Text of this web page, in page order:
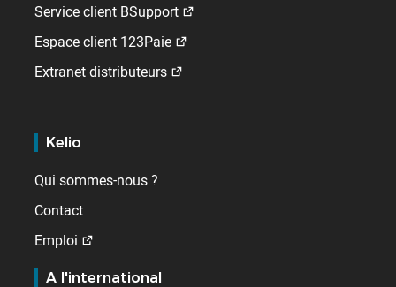
Service client BSupport
Espace client 123Paie
Extranet distributeurs
Kelio
Qui sommes-nous ?
Contact
Emploi
A l'international